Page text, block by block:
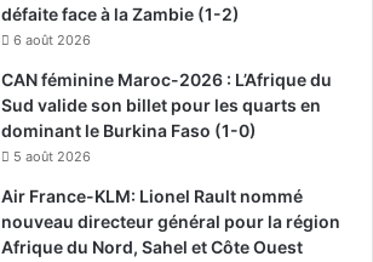
défaite face à la Zambie (1-2)
6 août 2026
CAN féminine Maroc-2026 : L’Afrique du
Sud valide son billet pour les quarts en
dominant le Burkina Faso (1-0)
5 août 2026
Air France-KLM: Lionel Rault nommé
nouveau directeur général pour la région
Afrique du Nord, Sahel et Côte Ouest